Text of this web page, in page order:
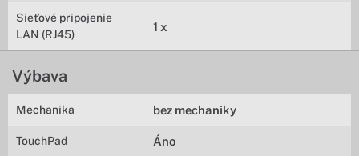
Sieťové pripojenie
LAN (RJ45)
1 x
Výbava
Mechanika bez mechaniky
TouchPad Áno